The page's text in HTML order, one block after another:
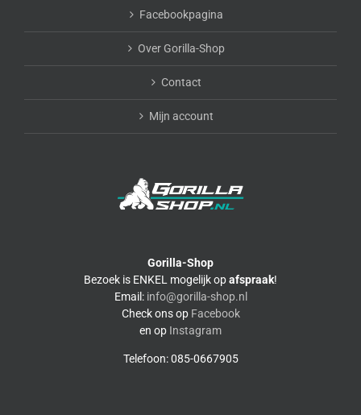
Facebookpagina
Over Gorilla-Shop
Contact
Mijn account
Gorilla-Shop
Bezoek is ENKEL mogelijk opafspraak!
Email: info@gorilla-shop.nl
Check ons op Facebook
en op Instagram
Telefoon: 085-0667905